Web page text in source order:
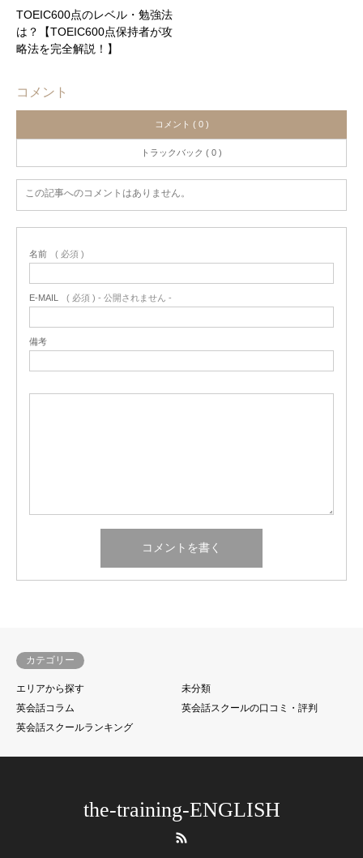
TOEIC600点のレベル・勉強法
は？【TOEIC600点保持者が攻
略法を完全解説！】
コメント
コメント ( 0 )
トラックバック ( 0 )
この記事へのコメントはありません。
名前 ( 必須 )
E-MAIL ( 必須 ) - 公開されません -
備考
カテゴリー
エリアから探す
未分類
英会話コラム
英会話スクールの口コミ・評判
英会話スクールランキング
the-training-ENGLISH